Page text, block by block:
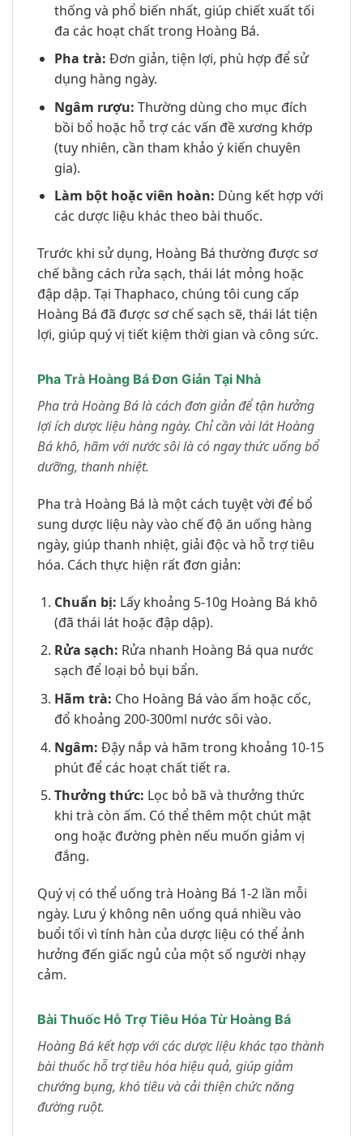
thống và phổ biến nhất, giúp chiết xuất tối
đa các hoạt chất trong Hoàng Bá.
Pha trà: Đơn giản, tiện lợi, phù hợp để sử
dụng hàng ngày.
Ngâm rượu: Thường dùng cho mục đích
bồi bổ hoặc hỗ trợ các vấn đề xương khớp
(tuy nhiên, cần tham khảo ý kiến chuyên
gia).
Làm bột hoặc viên hoàn: Dùng kết hợp với
các dược liệu khác theo bài thuốc.
Trước khi sử dụng, Hoàng Bá thường được sơ
chế bằng cách rửa sạch, thái lát mỏng hoặc
đập dập. Tại Thaphaco, chúng tôi cung cấp
Hoàng Bá đã được sơ chế sạch sẽ, thái lát tiện
lợi, giúp quý vị tiết kiệm thời gian và công sức.
Pha Trà Hoàng Bá Đơn Giản Tại Nhà
Pha trà Hoàng Bá là cách đơn giản để tận hưởng
lợi ích dược liệu hàng ngày. Chỉ cần vài lát Hoàng
Bá khô, hãm với nước sôi là có ngay thức uống bổ
dưỡng, thanh nhiệt.
Pha trà Hoàng Bá là một cách tuyệt vời để bổ
sung dược liệu này vào chế độ ăn uống hàng
ngày, giúp thanh nhiệt, giải độc và hỗ trợ tiêu
hóa. Cách thực hiện rất đơn giản:
Chuẩn bị: Lấy khoảng 5-10g Hoàng Bá khô
(đã thái lát hoặc đập dập).
Rửa sạch: Rửa nhanh Hoàng Bá qua nước
sạch để loại bỏ bụi bẩn.
Hãm trà: Cho Hoàng Bá vào ấm hoặc cốc,
đổ khoảng 200-300ml nước sôi vào.
Ngâm: Đậy nắp và hãm trong khoảng 10-15
phút để các hoạt chất tiết ra.
Thưởng thức: Lọc bỏ bã và thưởng thức
khi trà còn ấm. Có thể thêm một chút mật
ong hoặc đường phèn nếu muốn giảm vị
đắng.
Quý vị có thể uống trà Hoàng Bá 1-2 lần mỗi
ngày. Lưu ý không nên uống quá nhiều vào
buổi tối vì tính hàn của dược liệu có thể ảnh
hưởng đến giấc ngủ của một số người nhạy
cảm.
Bài Thuốc Hỗ Trợ Tiêu Hóa Từ Hoàng Bá
Hoàng Bá kết hợp với các dược liệu khác tạo thành
bài thuốc hỗ trợ tiêu hóa hiệu quả, giúp giảm
chướng bụng, khó tiêu và cải thiện chức năng
đường ruột.